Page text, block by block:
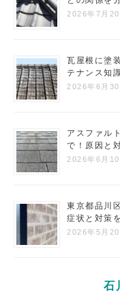
2026年7月20
瓦屋根に塗
テナンス知
2026年6月30
アスファル
で！原因と
2026年6月10
東京都品川
症状と対策
2026年5月20
石